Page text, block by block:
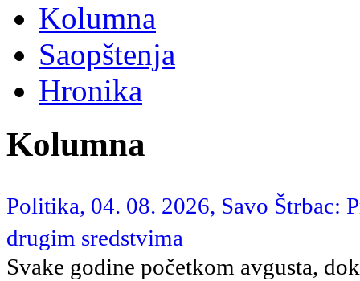
Kolumna
Saopštenja
Hronika
Kolumna
Politika, 04. 08. 2026, Savo Štrbac:
drugim sredstvima
Svake godine početkom avgusta,